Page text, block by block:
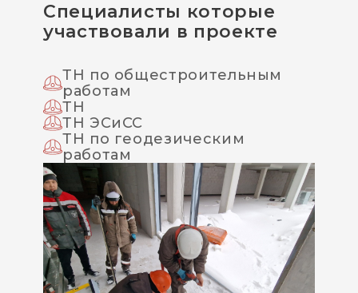
Специалисты которые
участвовали в проекте
ТН по общестроительным
работам
ТН
ТН ЭСиСС
ТН по геодезическим
работам